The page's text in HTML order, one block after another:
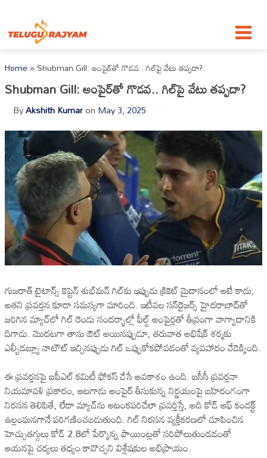
Home»Shubman Gill: అంపైర్‌తో గొడవ.. గిల్‌పై వేటు తప్పదా?
Shubman Gill: అంపైర్‌తో గొడవ.. గిల్‌పై వేటు తప్పదా?
ByAkshith Kumaron May 3, 2025
గుజరాత్ టైటాన్స్ కెప్టెన్ శుభ్‌మన్ గిల్‌కు ఇప్పుడు క్రికెట్ మైదానంలో ఆటే కాదు,
అతని ప్రవర్తన కూడా సమస్యగా మారింది. ఇటీవల సన్‌రైజర్స్ హైదరాబాద్‌తో
జరిగిన మ్యాచ్‌లో గిల్ రెండు సందర్భాల్లో ఫీల్డ్ అంపైర్లతో తీవ్రంగా వాగ్వాదానికి
దిగాడు. మొదటగా తాను ఔట్ అయినప్పుడూ, తరువాత అభిషేక్ శర్మకు
ఎల్బీడబ్ల్యూ నాటౌట్ ఇచ్చినప్పుడు గిల్ ఒప్పుకోకపోవడంతో వ్యవహారం వేడెక్కింది.
ఈ ప్రవర్తనపై ఐపీఎల్ కమిటీ ఫోకస్ చేసే అవకాశం ఉంది. ఐసీసీ ప్రవర్తనా
నియమావళి ప్రకారం, ఆటగాడు అంపైర్ తీసుకున్న నిర్ణయంపై బహిరంగంగా
నిరసన తెలిపితే, లేదా మ్యాచ్‌ను ఆటంకపరిచేలా ప్రవర్తిస్తే, అది కోడ్‌ ఆఫ్ కండక్ట్‌
ఉల్లంఘనగానే పరిగణించబడుతుంది. గిల్ నిరసన వ్యక్తీకరణలో చూపించిన
హెచ్చుతగ్గులు కోడ్ 2.8లో పేర్కొన్న పాయింట్లతో సరిపోలుతుండడంతో
ఆయనపై చర్యలు తధ్యం కావొచ్చని విశ్లేషకుల అభిప్రాయం.